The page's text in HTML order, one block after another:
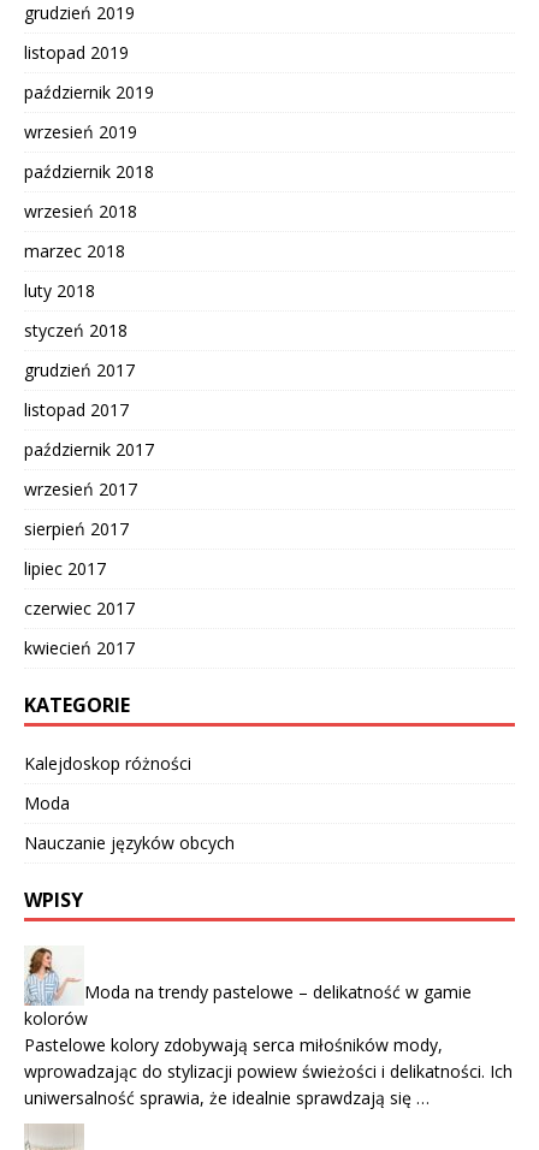
grudzień 2019
listopad 2019
październik 2019
wrzesień 2019
październik 2018
wrzesień 2018
marzec 2018
luty 2018
styczeń 2018
grudzień 2017
listopad 2017
październik 2017
wrzesień 2017
sierpień 2017
lipiec 2017
czerwiec 2017
kwiecień 2017
KATEGORIE
Kalejdoskop różności
Moda
Nauczanie języków obcych
WPISY
Moda na trendy pastelowe – delikatność w gamie
kolorów
Pastelowe kolory zdobywają serca miłośników mody,
wprowadzając do stylizacji powiew świeżości i delikatności. Ich
uniwersalność sprawia, że idealnie sprawdzają się …